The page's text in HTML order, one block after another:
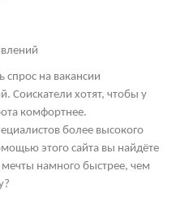
спрос на вакансии
Соискатели хотят, чтобы у
комфортнее.
более высокого
этого сайта вы найдёте
намного быстрее, чем